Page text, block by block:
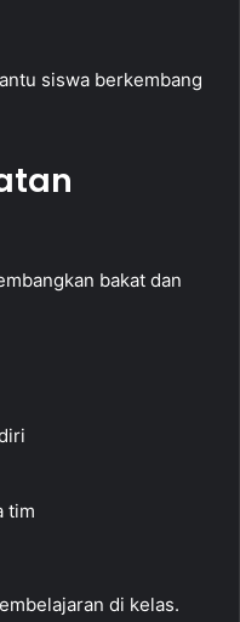
siswa berkembang
bakat dan
tim
di kelas.